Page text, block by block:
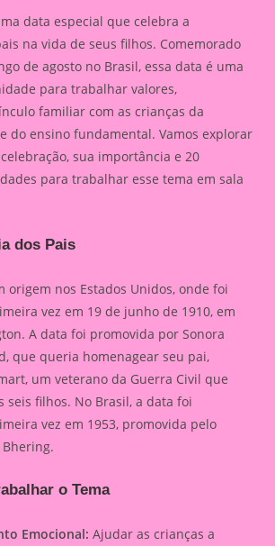
data especial que celebra a
na vida de seus filhos. Comemorado
de agosto no Brasil, essa data é uma
para trabalhar valores,
familiar com as crianças da
do ensino fundamental. Vamos explorar
sua importância e 20
para trabalhar esse tema em sala
dos Pais
origem nos Estados Unidos, onde foi
vez em 19 de junho de 1910, em
A data foi promovida por Sonora
que queria homenagear seu pai,
um veterano da Guerra Civil que
seis filhos. No Brasil, a data foi
vez em 1953, promovida pelo
o Tema
Emocional: Ajudar as crianças a